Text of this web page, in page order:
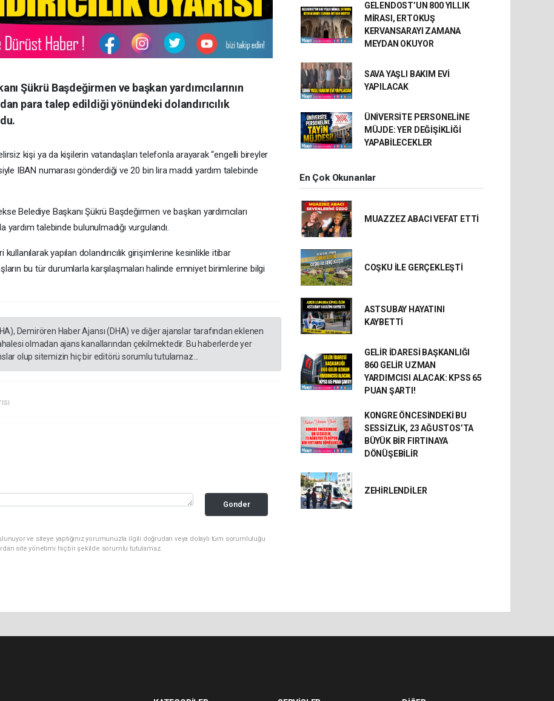
Şükrü Başdeğirmen ve başkan yardımcılarının
para talep edildiği yönündeki dolandırıcılık
kişi ya da kişilerin vatandaşları telefonla arayarak “engelli bireyler
IBAN numarası gönderdiği ve 20 bin lira maddi yardım talebinde
Belediye Başkanı Şükrü Başdeğirmen ve başkan yardımcıları
talebinde bulunulmadığı vurgulandı.
yapılan dolandırıcılık girişimlerine kesinlikle itibar
bu tür durumlarla karşılaşmaları halinde emniyet birimlerine bilgi
Demirören Haber Ajansı (DHA) ve diğer ajanslar tarafından eklenen
olmadan ajans kanallarından çekilmektedir. Bu haberlerde yer
olup sitemizin hiç bir editörü sorumlu tutulamaz...
Gonder
ve siteye yaptığınız yorumunuzla ilgili doğrudan veya dolaylı tüm sorumluluğu
site yönetimi hiçbir şekilde sorumlu tutulamaz.
GELENDOST’UN 800 YILLIK
MİRASI, ERTOKUŞ
KERVANSARAYI ZAMANA
MEYDAN OKUYOR
SAVA YAŞLI BAKIM EVİ
YAPILACAK
ÜNİVERSİTE PERSONELİNE
MÜJDE: YER DEĞİŞİKLİĞİ
YAPABİLECEKLER
En Çok Okunanlar
MUAZZEZ ABACI VEFAT ETTİ
COŞKU İLE GERÇEKLEŞTİ
ASTSUBAY HAYATINI
KAYBETTİ
GELİR İDARESİ BAŞKANLIĞI
860 GELİR UZMAN
YARDIMCISI ALACAK: KPSS 65
PUAN ŞARTI!
KONGRE ÖNCESİNDEKİ BU
SESSİZLİK, 23 AĞUSTOS’TA
BÜYÜK BİR FIRTINAYA
DÖNÜŞEBİLİR
ZEHİRLENDİLER